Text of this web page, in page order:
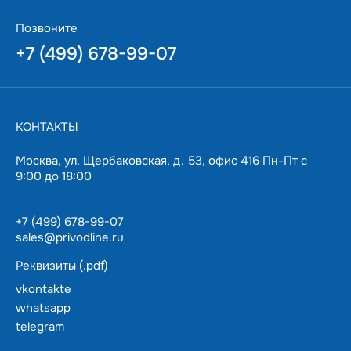
возможностью автонастройки на двигатель,AD30-2S2D2
предлагает простоту управления и установки.
Автоматический запуск при подаче питания или
возникающих перебоях в сети обеспечивает
непрерывную работу, а встроенный порт Modbus RTU
позволяет встраивать преобразователь в современные
получите качественный преобразователь частоты с
складе в Москве, что позволит оперативно решить любые
возникающие вопросы.
Позвоните
+7 (499) 678-99-07
КОНТАКТЫ
Москва, ул. Щербаковская, д. 53, офис 416 Пн-Пт с
9:00 до 18:00
+7 (499) 678-99-07
sales@privodline.ru
Реквизиты (.pdf)
vkontakte
whatsapp
telegram